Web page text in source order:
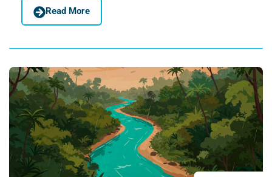
Read More